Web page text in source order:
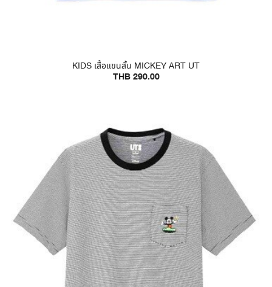
KIDS เสื้อแขนสั้น MICKEY ART UT
THB 290.00